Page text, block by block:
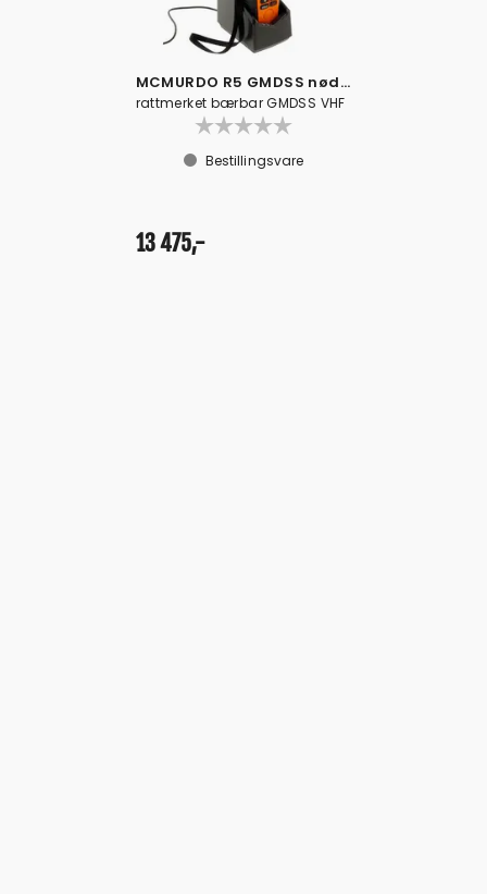
MCMURDO R5 GMDSS nødradio pakke A
rattmerket bærbar GMDSS VHF
Bestillingsvare
13 475,-